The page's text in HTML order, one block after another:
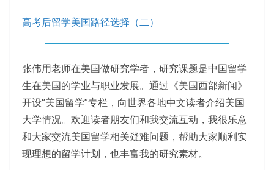
高考后留学美国路径选择（二）
张伟用老师在美国做研究学者，研究课题是中国留学
生在美国的学业与职业发展。通过《美国西部新闻》
开设“美国留学”专栏，向世界各地中文读者介绍美国
大学情况。欢迎读者朋友们和我交流互动，我很乐意
和大家交流美国留学相关疑难问题，帮助大家顺利实
现理想的留学计划，也丰富我的研究素材。